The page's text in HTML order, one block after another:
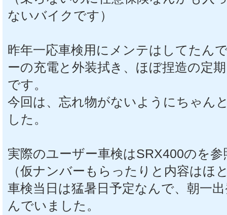
ないバイクです）
昨年一応車検用にメンテはしてたん
ーの充電と外装拭き、ほぼ捏造の定
です。
今回は、忘れ物がないようにちゃん
した。
実際のユーザー車検はSRX400のを
（仮ナンバーもらったりと内容はほ
車検当日は猛暑日予定なんで、朝一
んでいました。